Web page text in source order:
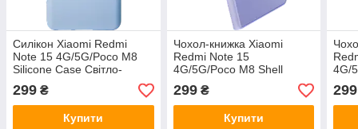
Силікон Xiaomi Redmi
Note 15 4G/5G/Poco M8
Silicone Case Світло-
фіолетовий
299 ₴
Купити
Чохол-книжка Xiaomi
Redmi Note 15
4G/5G/Poco M8 Shell
Ліловий
299₴
Купити
4G/
299